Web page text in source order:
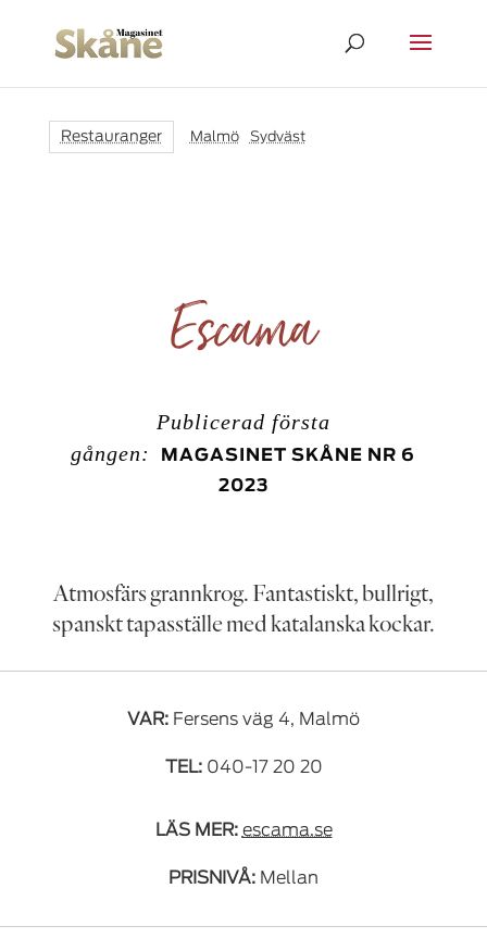
Restauranger Malmö| Sydväst
Escama
Publicerad första
gången:
MAGASINET SKÅNE NR 6
2023
Atmosfärs grannkrog. Fantastiskt, bullrigt,
spanskt tapasställe med katalanska kockar.
VAR: Fersens väg 4, Malmö
TEL:040-17 20 20
LÄS MER: escama.se
PRISNIVÅ: Mellan